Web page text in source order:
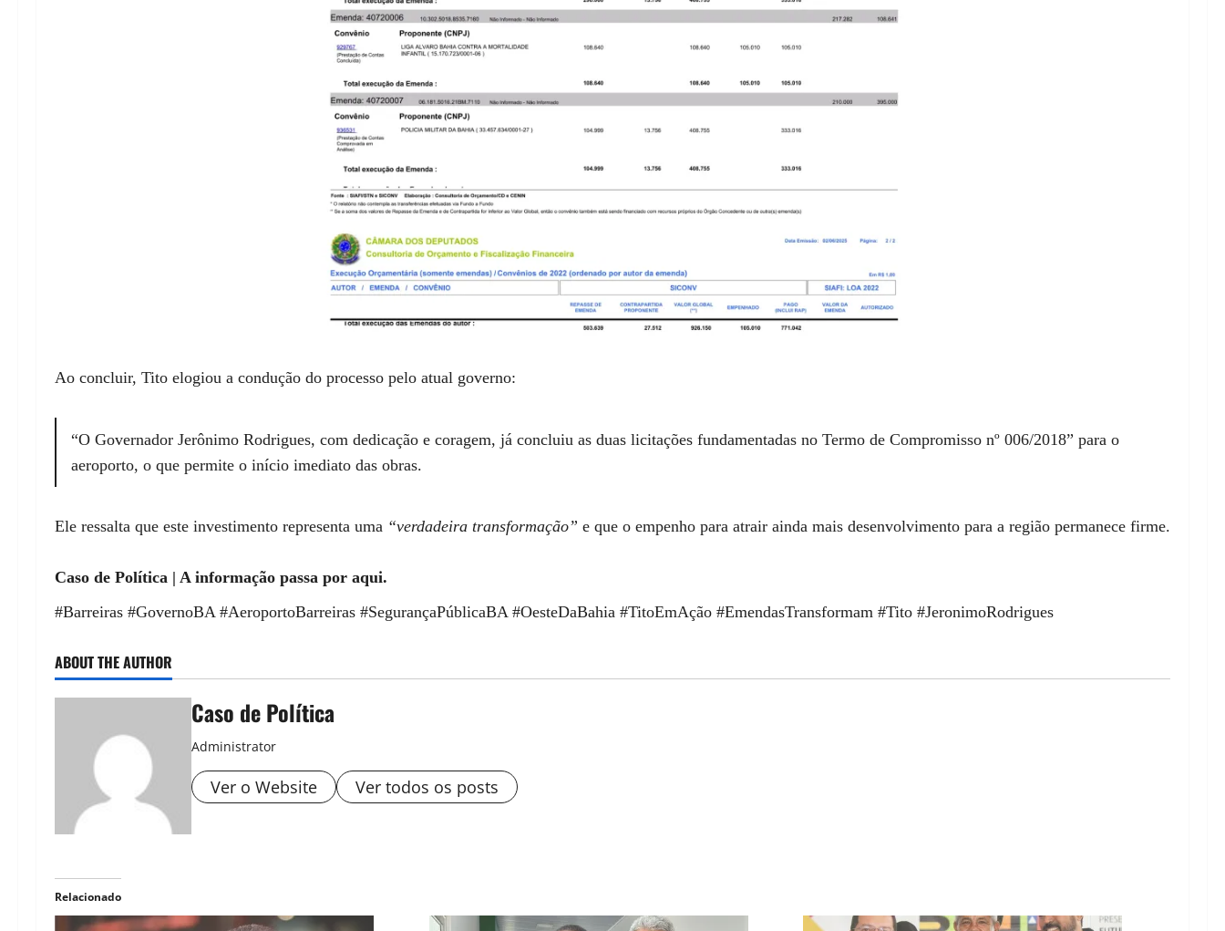
Ao concluir, Tito elogiou a condução do processo pelo atual governo:
“O Governador Jerônimo Rodrigues, com dedicação e coragem, já concluiu as duas licitações fundamentadas no Termo de Compromisso nº 006/2018” para o
aeroporto, o que permite o início imediato das obras.
Ele ressalta que este investimento representa uma “verdadeira transformação” e que o empenho para atrair ainda mais desenvolvimento para a região permanece firme.
Caso de Política | A informação passa por aqui.
#Barreiras #GovernoBA #AeroportoBarreiras #SegurançaPúblicaBA #OesteDaBahia #TitoEmAção #EmendasTransformam #Tito #JeronimoRodrigues
ABOUT THE AUTHOR
Caso de Política
Administrator
Ver o Website Ver todos os posts
Relacionado